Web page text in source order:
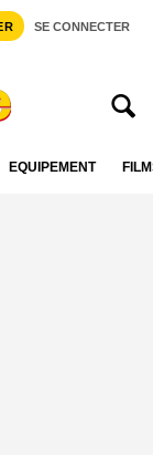
SE CONNECTER
ÉQUIPEMENT